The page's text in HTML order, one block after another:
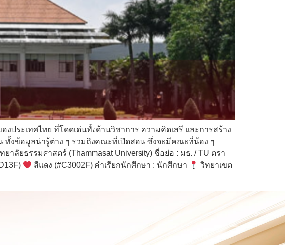
ระเทศไทย ที่โดดเด่นทั้งด้านวิชาการ ความคิดเสรี และการสร้าง
งข้อมูลน่ารู้ต่าง ๆ รวมถึงคณะที่เปิดสอน ซึ่งจะมีคณะที่น้อง ๆ
ลัยธรรมศาสตร์ (Thammasat University) ชื่อย่อ : มธ. / TU ตรา
สีแดง (#C3002F) คำเรียกนักศึกษา : นักศึกษา
วิทยาเขต